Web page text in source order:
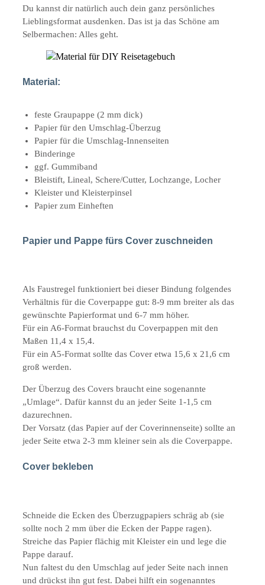
Du kannst dir natürlich auch dein ganz persönliches
Lieblingsformat ausdenken. Das ist ja das Schöne am
Selbermachen: Alles geht.
Material:
feste Graupappe (2 mm dick)
Papier für den Umschlag-Überzug
Papier für die Umschlag-Innenseiten
Binderinge
ggf. Gummiband
Bleistift, Lineal, Schere/Cutter, Lochzange, Locher
Kleister und Kleisterpinsel
Papier zum Einheften
Papier und Pappe fürs Cover zuschneiden
Als Faustregel funktioniert bei dieser Bindung folgendes
Verhältnis für die Coverpappe gut: 8-9 mm breiter als das
gewünschte Papierformat und 6-7 mm höher.
Für ein A6-Format brauchst du Coverpappen mit den
Maßen 11,4 x 15,4.
Für ein A5-Format sollte das Cover etwa 15,6 x 21,6 cm
groß werden.
Der Überzug des Covers braucht eine sogenannte
„Umlage“. Dafür kannst du an jeder Seite 1-1,5 cm
dazurechnen.
Der Vorsatz (das Papier auf der Coverinnenseite) sollte an
jeder Seite etwa 2-3 mm kleiner sein als die Coverpappe.
Cover bekleben
Schneide die Ecken des Überzugpapiers schräg ab (sie
sollte noch 2 mm über die Ecken der Pappe ragen).
Streiche das Papier flächig mit Kleister ein und lege die
Pappe darauf.
Nun faltest du den Umschlag auf jeder Seite nach innen
und drückst ihn gut fest. Dabei hilft ein sogenanntes